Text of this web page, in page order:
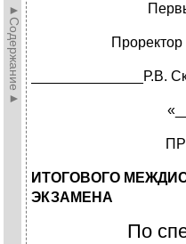
►Содержание► ______________Р.В.
ИТОГОВОГО
ЭКЗАМЕНА
По